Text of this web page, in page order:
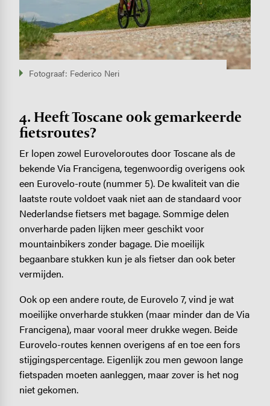
Fotograaf: Federico Neri
4. Heeft Toscane ook gemarkeerde
fietsroutes?
Er lopen zowel Euroveloroutes door Toscane als de
bekende Via Francigena, tegenwoordig overigens ook
een Eurovelo-route (nummer 5). De kwaliteit van die
laatste route voldoet vaak niet aan de standaard voor
Nederlandse fietsers met bagage. Sommige delen
onverharde paden lijken meer geschikt voor
mountainbikers zonder bagage. Die moeilijk
begaanbare stukken kun je als fietser dan ook beter
vermijden.
Ook op een andere route, de Eurovelo 7, vind je wat
moeilijke onverharde stukken (maar minder dan de Via
Francigena), maar vooral meer drukke wegen. Beide
Eurovelo-routes kennen overigens af en toe een fors
stijgingspercentage. Eigenlijk zou men gewoon lange
fietspaden moeten aanleggen, maar zover is het nog
niet gekomen.